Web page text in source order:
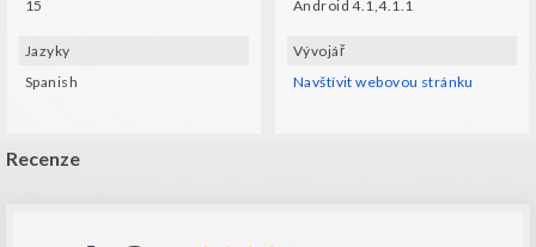
15
Jazyky
Spanish
Android 4.1,4.1.1
Vývojář
Navštívit webovou stránku
Recenze